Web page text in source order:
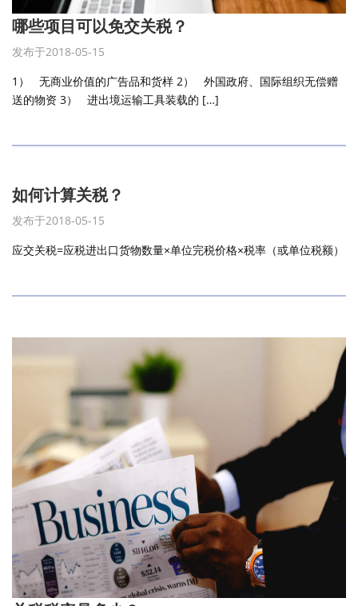
哪些项目可以免交关税？
发布于2018-05-15
1） 无商业价值的广告品和货样 2） 外国政府、国际组织无偿赠
送的物资 3） 进出境运输工具装载的 […]
如何计算关税？
发布于2018-05-15
应交关税=应税进出口货物数量×单位完税价格×税率（或单位税额）